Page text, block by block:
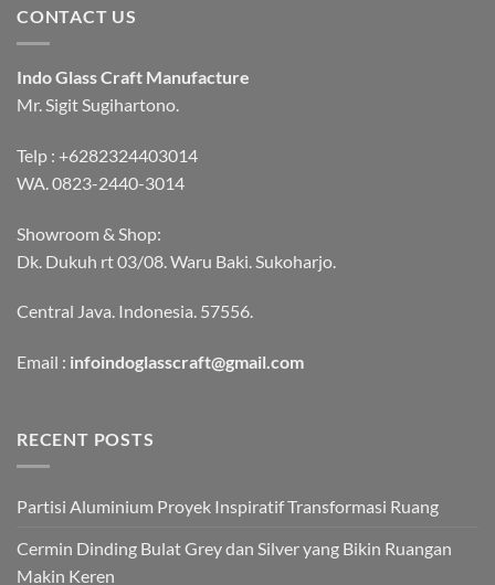
CONTACT US
Indo Glass Craft Manufacture
Mr. Sigit Sugihartono.
Telp : +6282324403014
WA. 0823-2440-3014
Showroom & Shop:
Dk. Dukuh rt 03/08. Waru Baki. Sukoharjo.
Central Java. Indonesia. 57556.
Email : infoindoglasscraft@gmail.com
RECENT POSTS
Partisi Aluminium Proyek Inspiratif Transformasi Ruang
Cermin Dinding Bulat Grey dan Silver yang Bikin Ruangan
Makin Keren